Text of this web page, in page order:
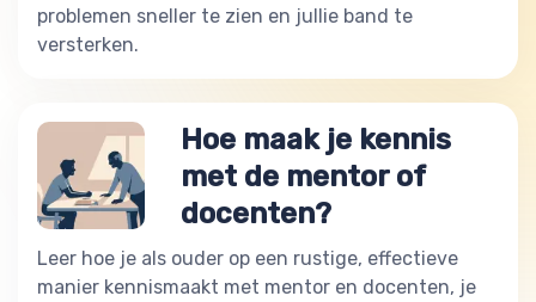
problemen sneller te zien en jullie band te
versterken.
Hoe maak je kennis
met de mentor of
docenten?
Leer hoe je als ouder op een rustige, effectieve
manier kennismaakt met mentor en docenten, je